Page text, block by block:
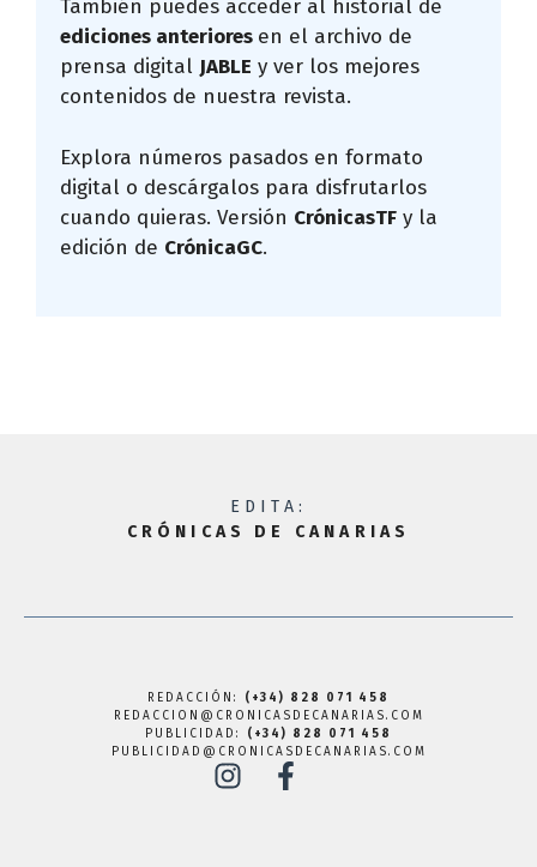
También puedes acceder al historial de
ediciones anteriores en el archivo de
prensa digital JABLE y ver los mejores
contenidos de nuestra revista.
Explora números pasados en formato
digital o descárgalos para disfrutarlos
cuando quieras. Versión CrónicasTF y la
edición de CrónicaGC.
EDITA:
CRÓNICAS DE CANARIAS
REDACCIÓN: (+34) 828 071 458
REDACCION@CRONICASDECANARIAS.COM
PUBLICIDAD: (+34) 828 071 458
PUBLICIDAD@CRONICASDECANARIAS.COM